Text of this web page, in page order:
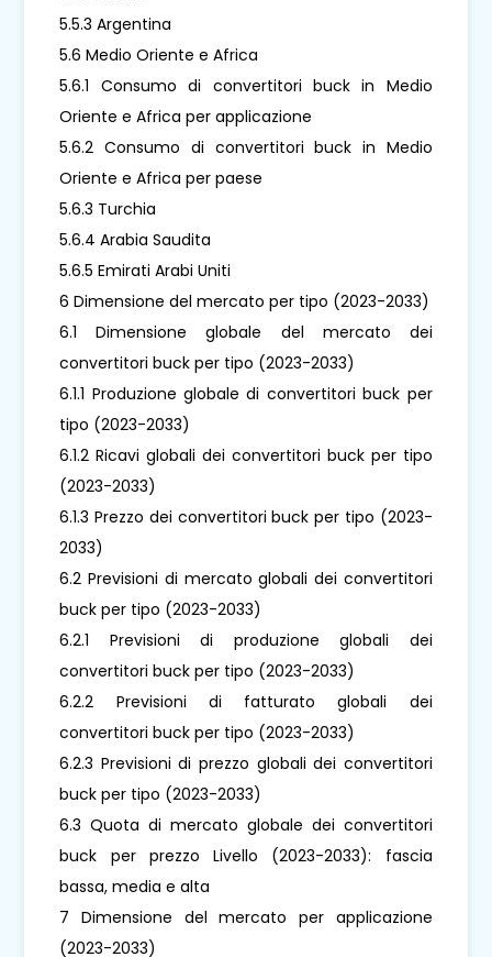
5.5.3 Argentina
5.6 Medio Oriente e Africa
5.6.1 Consumo di convertitori buck in Medio
Oriente e Africa per applicazione
5.6.2 Consumo di convertitori buck in Medio
Oriente e Africa per paese
5.6.3 Turchia
5.6.4 Arabia Saudita
5.6.5 Emirati Arabi Uniti
6 Dimensione del mercato per tipo (2023-2033)
6.1 Dimensione globale del mercato dei
convertitori buck per tipo (2023-2033)
6.1.1 Produzione globale di convertitori buck per
tipo (2023-2033)
6.1.2 Ricavi globali dei convertitori buck per tipo
(2023-2033)
6.1.3 Prezzo dei convertitori buck per tipo (2023-
2033)
6.2 Previsioni di mercato globali dei convertitori
buck per tipo (2023-2033)
6.2.1 Previsioni di produzione globali dei
convertitori buck per tipo (2023-2033)
6.2.2 Previsioni di fatturato globali dei
convertitori buck per tipo (2023-2033)
6.2.3 Previsioni di prezzo globali dei convertitori
buck per tipo (2023-2033)
6.3 Quota di mercato globale dei convertitori
buck per prezzo Livello (2023-2033): fascia
bassa, media e alta
7 Dimensione del mercato per applicazione
(2023-2033)